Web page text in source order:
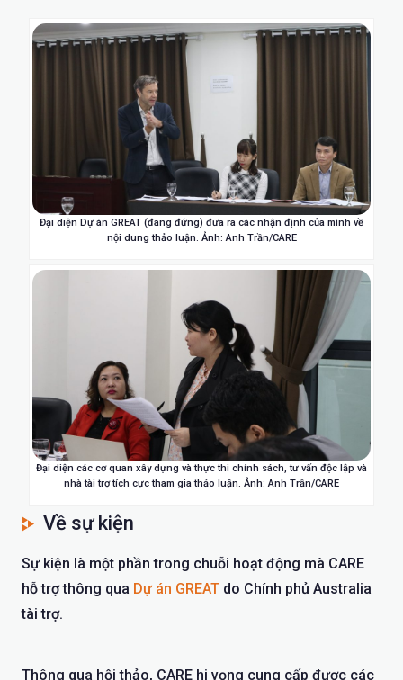
Đại diện Dự án GREAT (đang đứng) đưa ra các nhận định của mình về
nội dung thảo luận. Ảnh: Anh Trần/CARE
Đại diện các cơ quan xây dựng và thực thi chính sách, tư vấn độc lập và
nhà tài trợ tích cực tham gia thảo luận. Ảnh: Anh Trần/CARE
Về sự kiện
Sự kiện là một phần trong chuỗi hoạt động mà CARE
hỗ trợ thông qua Dự án GREAT do Chính phủ Australia
tài trợ.
Thông qua hội thảo, CARE hi vọng cung cấp được các